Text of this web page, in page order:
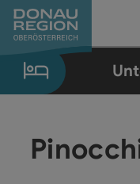
Zum Inhalt
Zur Navigation
Zum Seitenanfang
Zur Kontaktseite
Zum Impressum
Zur Startseite